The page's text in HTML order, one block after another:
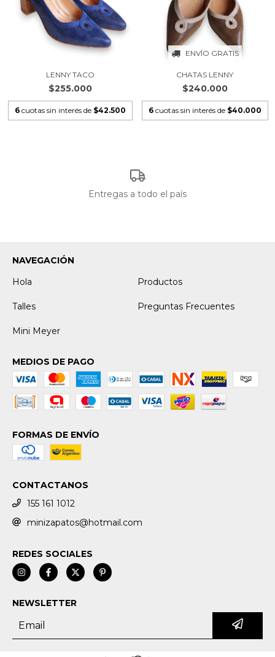
LENNY TACO
$255.000
6 cuotas sin interés de $42.500
ENVÍO GRATIS
CHATAS LENNY
$240.000
6 cuotas sin interés de $40.000
Entregas a todo el país
NAVEGACIÓN
Hola
Productos
Talles Preguntas Frecuentes
Mini Meyer
MEDIOS DE PAGO
FORMAS DE ENVÍO
CONTACTANOS
155 161 1012
minizapatos@hotmail.com
REDES SOCIALES
NEWSLETTER